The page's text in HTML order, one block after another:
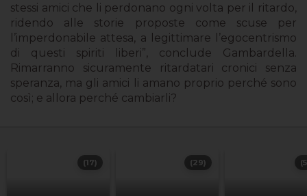
stessi amici che li perdonano ogni volta per il ritardo,
ridendo alle storie proposte come scuse per
l’imperdonabile attesa, a legittimare l’egocentrismo
di questi spiriti liberi”, conclude Gambardella.
Rimarranno sicuramente ritardatari cronici senza
speranza, ma gli amici li amano proprio perché sono
così; e allora perché cambiarli?
(17) (29)